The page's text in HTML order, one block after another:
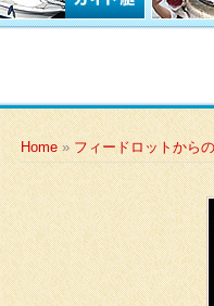
Home»フィードロットから